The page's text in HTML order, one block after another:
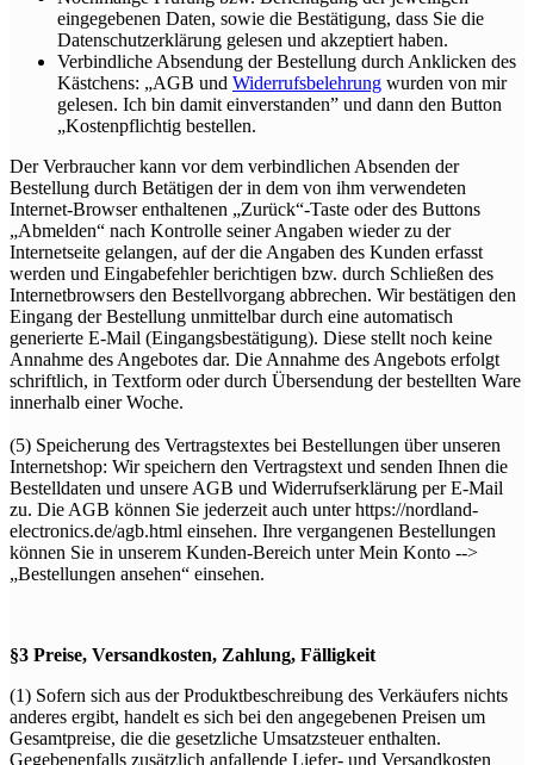
eingegebenen Daten, sowie die Bestätigung, dass Sie die
Datenschutzerklärung gelesen und akzeptiert haben.
Verbindliche Absendung der Bestellung durch Anklicken des
Kästchens: „AGB und Widerrufsbelehrung wurden von mir
gelesen. Ich bin damit einverstanden” und dann den Button
„Kostenpflichtig bestellen.
Der Verbraucher kann vor dem verbindlichen Absenden der
Bestellung durch Betätigen der in dem von ihm verwendeten
Internet-Browser enthaltenen „Zurück“-Taste oder des Buttons
„Abmelden“ nach Kontrolle seiner Angaben wieder zu der
Internetseite gelangen, auf der die Angaben des Kunden erfasst
werden und Eingabefehler berichtigen bzw. durch Schließen des
Internetbrowsers den Bestellvorgang abbrechen. Wir bestätigen den
Eingang der Bestellung unmittelbar durch eine automatisch
generierte E-Mail (Eingangsbestätigung). Diese stellt noch keine
Annahme des Angebotes dar. Die Annahme des Angebots erfolgt
schriftlich, in Textform oder durch Übersendung der bestellten Ware
innerhalb einer Woche.
(5) Speicherung des Vertragstextes bei Bestellungen über unseren
Internetshop: Wir speichern den Vertragstext und senden Ihnen die
Bestelldaten und unsere AGB und Widerrufserklärung per E-Mail
zu. Die AGB können Sie jederzeit auch unter https://nordland-
electronics.de/agb.html einsehen. Ihre vergangenen Bestellungen
können Sie in unserem Kunden-Bereich unter Mein Konto -->
„Bestellungen ansehen“ einsehen.
§3 Preise, Versandkosten, Zahlung, Fälligkeit
(1) Sofern sich aus der Produktbeschreibung des Verkäufers nichts
anderes ergibt, handelt es sich bei den angegebenen Preisen um
Gesamtpreise, die die gesetzliche Umsatzsteuer enthalten.
Gegebenenfalls zusätzlich anfallende Liefer- und Versandkosten